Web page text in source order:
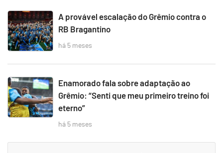
A provável escalação do Grêmio contra o
RB Bragantino
há 5 meses
Enamorado fala sobre adaptação ao
Grêmio: “Senti que meu primeiro treino foi
eterno”
há 5 meses